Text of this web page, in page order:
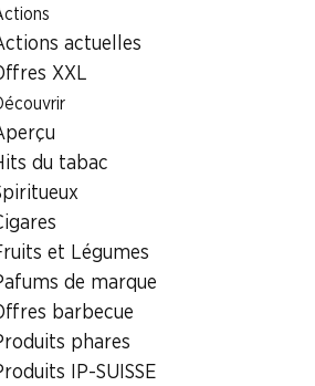
actuelles
XXL
du tabac
et Légumes
de marque
barbecue
phares
IP-SUISSE
de succursales
Güterstrasse 4-6, 8952 Schlieren
6, 8952 Schlieren